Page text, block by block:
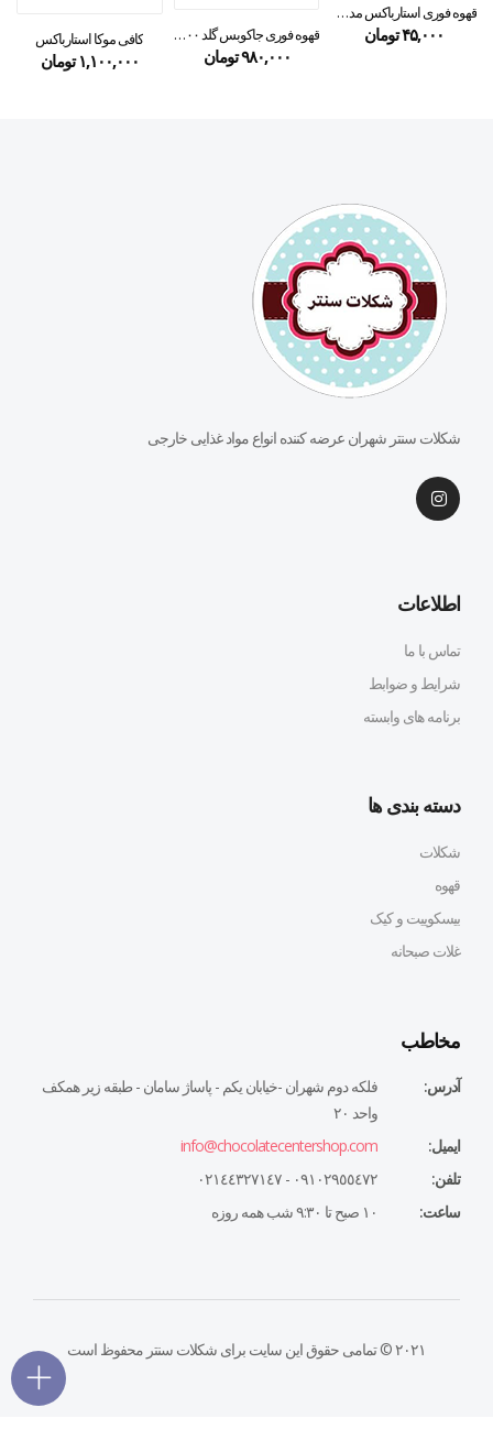
قهوه فوری استارباکس مدل کلمبیا ۳.۳ گرمی
۴۵,۰۰۰تومان قهوه فوری جاکوبس گلد ۱۰۰ گرمی
۹۸۰,۰۰۰تومان
کافی موکا استارباکس
۱,۱۰۰,۰۰۰ تومان
شکلات سنتر شهران عرضه کننده انواع مواد غذایی خارجی
اطلاعات
تماس با ما
شرایط و ضوابط
برنامه های وابسته
دسته بندی ها
شکلات
قهوه
بیسکوییت و کیک
غلات صبحانه
مخاطب
آدرس:
فلكه دوم شهران -خيابان يكم - پاساژ سامان - طبقه زير همكف
واحد ٢٠
ایمیل:
info@chocolatecentershop.com
تلفن:
٠٩١٠٢٩٥٥٤٧٢ - ٠٢١٤٤٣٢٧١٤٧
ساعت:
١٠ صبح تا ٩:٣٠ شب همه روزه
۲۰۲۱ © تمامی حقوق این سایت برای شکلات سنتر محفوظ است